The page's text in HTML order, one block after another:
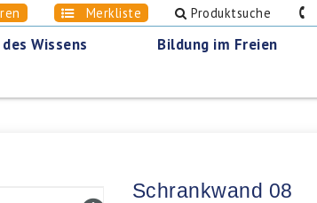
Merkliste Produktsuche
Wissens Bildung im Freien
Schrankwand 08